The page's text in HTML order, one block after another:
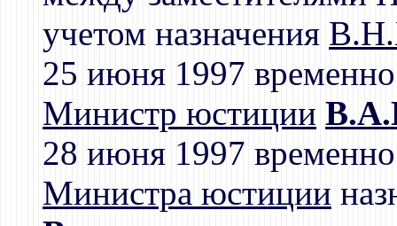
учетом назначения
25 июня 1997
Министр юстиции
28 июня 1997
Министра юстиции